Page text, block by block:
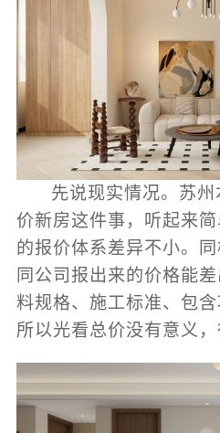
先说现实情况。苏
价新房这件事，听起来
的报价体系差异不小。
同公司报出来的价格能
料规格、施工标准、包含
所以光看总价没有意义，